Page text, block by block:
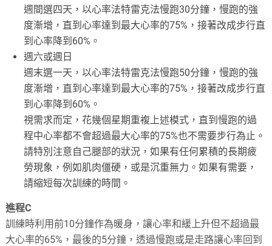
週間選四天，以心率法特雷克法慢跑30分鐘，慢跑的強
度漸增，直到心率達到最大心率的75%，接著改成步行直
到心率降到60%。
週六或週日
週末選一天，以心率法特雷克法慢跑50分鐘，慢跑的強
度漸增，直到心率達到最大心率的75%，接著改成步行直
到心率降到60%。
視需求而定，花幾個星期重複上述模式，直到慢跑的過
程中心率都不會超過最大心率的75%也不需要步行為止。
請特別注意自己腿部的狀況，如果有任何累積的長期疲
勞現象，例如肌肉僵硬，或是沉重無力。如果有需要，
請縮短每次訓練的時間。
進程C
訓練時利用前10分鐘作為暖身，讓心率和緩上升但不超過最
大心率的65%，最後的5分鐘，透過慢跑或是走路讓心率回到